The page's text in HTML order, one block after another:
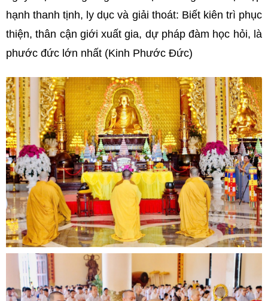
hạnh thanh tịnh, ly dục và giải thoát: Biết kiên trì phục
thiện, thân cận giới xuất gia, dự pháp đàm học hỏi, là
phước đức lớn nhất (Kinh Phước Đức)